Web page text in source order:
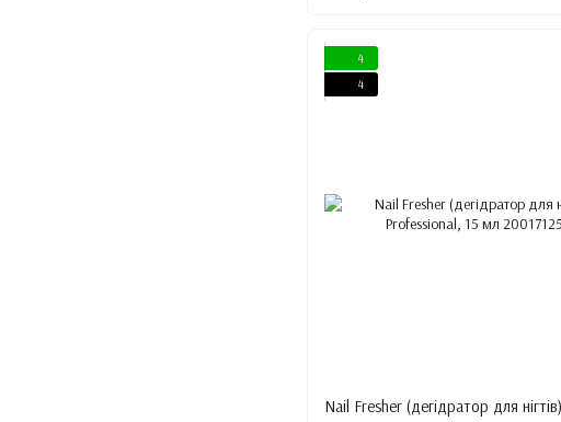
4
4